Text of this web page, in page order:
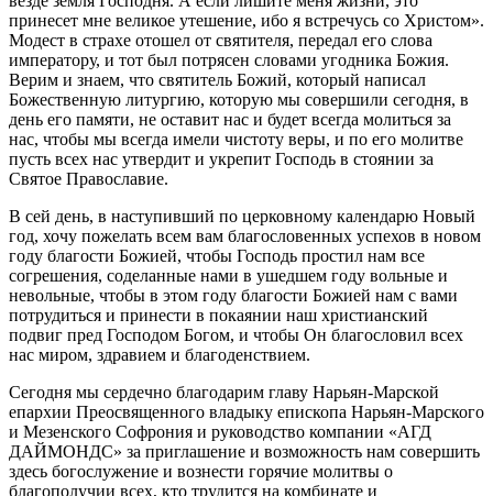
принесет мне великое утешение, ибо я встречусь со Христом».
Модест в страхе отошел от святителя, передал его слова
императору, и тот был потрясен словами угодника Божия.
Верим и знаем, что святитель Божий, который написал
Божественную литургию, которую мы совершили сегодня, в
день его памяти, не оставит нас и будет всегда молиться за
нас, чтобы мы всегда имели чистоту веры, и по его молитве
пусть всех нас утвердит и укрепит Господь в стоянии за
Святое Православие.
В сей день, в наступивший по церковному календарю Новый
год, хочу пожелать всем вам благословенных успехов в новом
году благости Божией, чтобы Господь простил нам все
согрешения, соделанные нами в ушедшем году вольные и
невольные, чтобы в этом году благости Божией нам с вами
потрудиться и принести в покаянии наш христианский
подвиг пред Господом Богом, и чтобы Он благословил всех
нас миром, здравием и благоденствием.
Сегодня мы сердечно благодарим главу Нарьян-Марской
епархии Преосвященного владыку епископа Нарьян-Марского
и Мезенского Софрония и руководство компании «АГД
ДАЙМОНДС» за приглашение и возможность нам совершить
здесь богослужение и вознести горячие молитвы о
благополучии всех, кто трудится на комбинате и